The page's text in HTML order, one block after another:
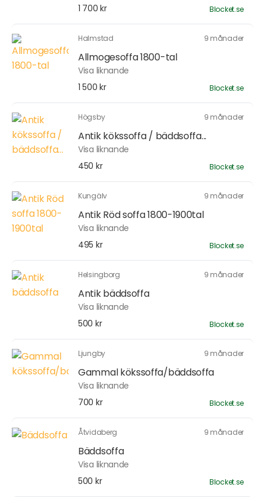
1 700 kr Blocket.se
Halmstad 9 månader
Allmogesoffa 1800-tal
Visa liknande
1 500 kr
Blocket.se
Högsby 9 månader
Antik kökssoffa / bäddsoffa...
Visa liknande
450 kr
Blocket.se
Kungälv 9 månader
Antik Röd soffa 1800-1900tal
Visa liknande
495 kr
Blocket.se
Helsingborg 9 månader
Antik bäddsoffa
Visa liknande
500 kr
Blocket.se
Ljungby 9 månader
Gammal kökssoffa/bäddsoffa
Visa liknande
700 kr
Blocket.se
Åtvidaberg 9 månader
Bäddsoffa
Visa liknande
500 kr
Blocket.se